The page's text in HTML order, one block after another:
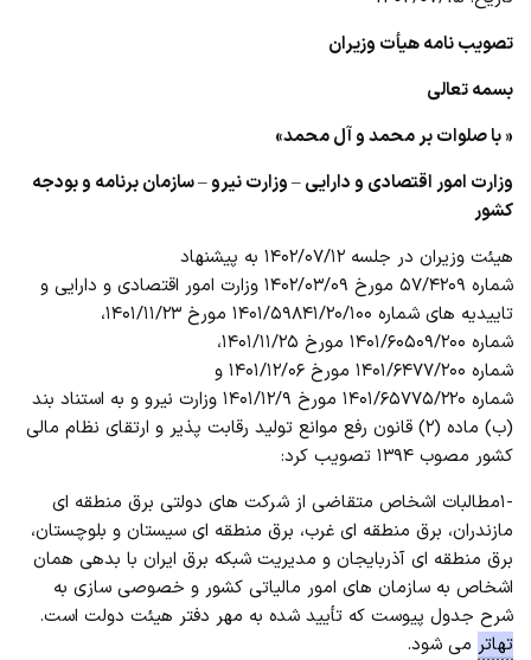
تصویب نامه هیأت وزیران
بسمه تعالی
« با صلوات بر محمد و آل محمد»
وزارت امور اقتصادی و دارایی – وزارت نیرو – سازمان برنامه و بودجه
کشور
هیئت وزیران در جلسه ۱۴۰۲/۰۷/۱۲ به پیشنهاد
شماره ۵۷/۴۲۰۹ مورخ ۱۴۰۲/۰۳/۰۹ وزارت امور اقتصادی و دارایی و
تاییدیه های شماره ۱۴۰۱/۵۹۸۴۱/۲۰/۱۰۰ مورخ ۱۴۰۱/۱۱/۲۳،
شماره ۱۴۰۱/۶۰۵۰۹/۲۰۰ مورخ ۱۴۰۱/۱۱/۲۵،
شماره ۱۴۰۱/۶۴۷۷/۲۰۰ مورخ ۱۴۰۱/۱۲/۰۶ و
شماره ۱۴۰۱/۶۵۷۷۵/۲۲۰ مورخ ۱۴۰۱/۱۲/۹ وزارت نیرو و به استناد بند
(ب) ماده (۲) قانون رفع موانع تولید رقابت پذیر و ارتقای نظام مالی
کشور مصوب ۱۳۹۴ تصویب کرد:
-۱مطالبات اشخاص متقاضی از شرکت های دولتی برق منطقه ای
مازندران، برق منطقه ای غرب، برق منطقه ای سیستان و بلوچستان،
برق منطقه ای آذربایجان و مدیریت شبکه برق ایران با بدهی همان
اشخاص به سازمان های امور مالیاتی کشور و خصوصی سازی به
شرح جدول پیوست که تأیید شده به مهر دفتر هیئت دولت است.
تهاتر می شود.